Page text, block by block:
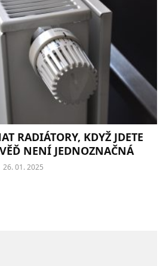
RADIÁTORY, KDYŽ JDETE
NENÍ JEDNOZNAČNÁ
26. 01. 2025